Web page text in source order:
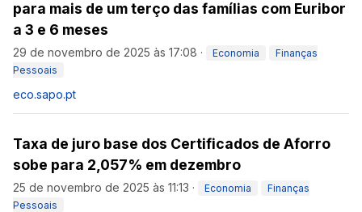
para mais de um terço das famílias com Euribor
a 3 e 6 meses
29 de novembro de 2025 às 17:08 · Economia
Finanças
Pessoais
eco.sapo.pt
Taxa de juro base dos Certificados de Aforro
sobe para 2,057% em dezembro
25 de novembro de 2025 às 11:13 · Economia
Finanças
Pessoais